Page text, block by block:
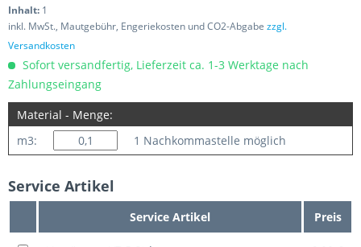
Inhalt: 1
inkl. MwSt., Mautgebühr, Engeriekosten und CO2-Abgabe zzgl.
Versandkosten
Sofort versandfertig, Lieferzeit ca. 1-3 Werktage nach
Zahlungseingang
Material - Menge:
m3:
1 Nachkommastelle möglich
Service Artikel
Service Artikel Preis